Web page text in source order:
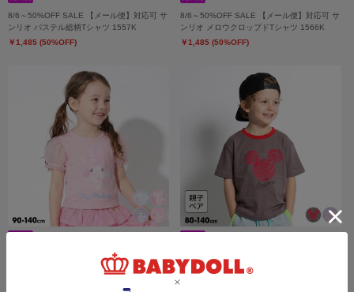
8/6～50%OFF SALE 【メール便】対応可 サ
ンリオ パステル総柄Tシャツ 1557K
￥1,485 (50%OFF)
8/6～50%OFF SALE 【メール便】対応可 サ
ンリオ メロウクロップドTシャツ 1566K
￥1,485 (50%OFF)
8/6～50%OFF SALE 【メール便】対応可 サ
ンリオ エンジェルTシャツ 1568K
対応可 親子お揃い ディズニー アニマル柄フ
ロッキーTシャツ 1486K